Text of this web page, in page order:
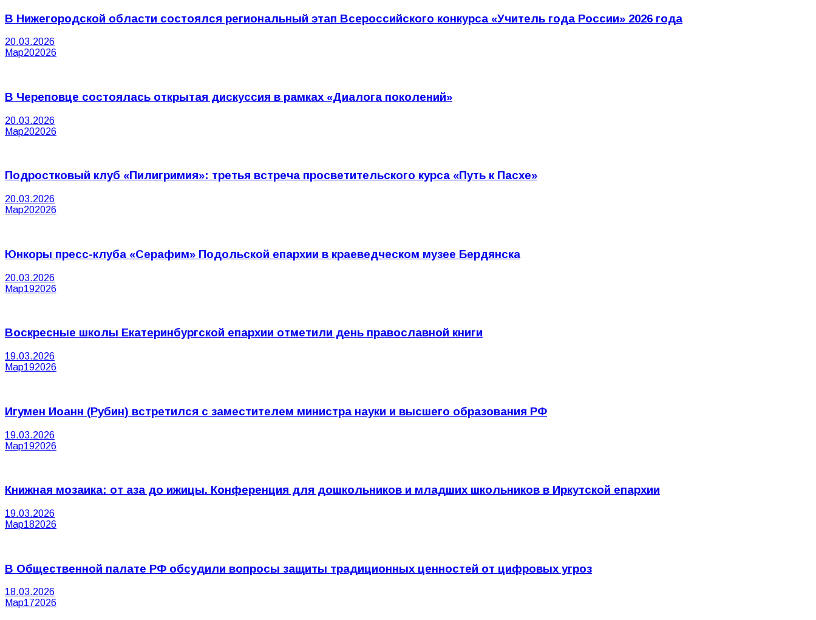
В Нижегородской области состоялся региональный этап Всероссийского конкурса «Учитель года России» 2026 года
20.03.2026
Мар202026
В Череповце состоялась открытая дискуссия в рамках «Диалога поколений»
20.03.2026
Мар202026
Подростковый клуб «Пилигримия»: третья встреча просветительского курса «Путь к Пасхе»
20.03.2026
Мар202026
Юнкоры пресс-клуба «Серафим» Подольской епархии в краеведческом музее Бердянска
20.03.2026
Мар192026
Воскресные школы Екатеринбургской епархии отметили день православной книги
19.03.2026
Мар192026
Игумен Иоанн (Рубин) встретился с заместителем министра науки и высшего образования РФ
19.03.2026
Мар192026
Книжная мозаика: от аза до ижицы. Конференция для дошкольников и младших школьников в Иркутской епархии
19.03.2026
Мар182026
В Общественной палате РФ обсудили вопросы защиты традиционных ценностей от цифровых угроз
18.03.2026
Мар172026